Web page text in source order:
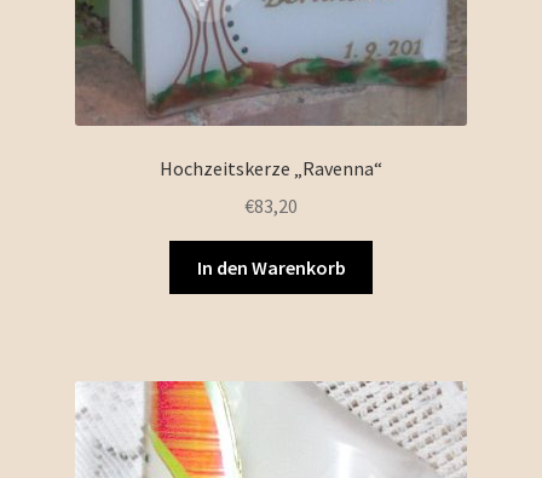
Hochzeitskerze „Ravenna“
€83,20
In den Warenkorb